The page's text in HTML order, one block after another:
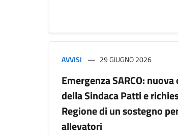
AVVISI 29 GIUGNO 2026
Emergenza SARCO:
della Sindaca Patti e
Regione di un sostegno
allevatori